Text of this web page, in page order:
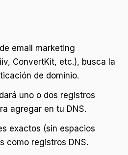
email marketing
ConvertKit, etc.), busca la
de dominio.
uno o dos registros
agregar en tu DNS.
exactos (sin espacios
como registros DNS.